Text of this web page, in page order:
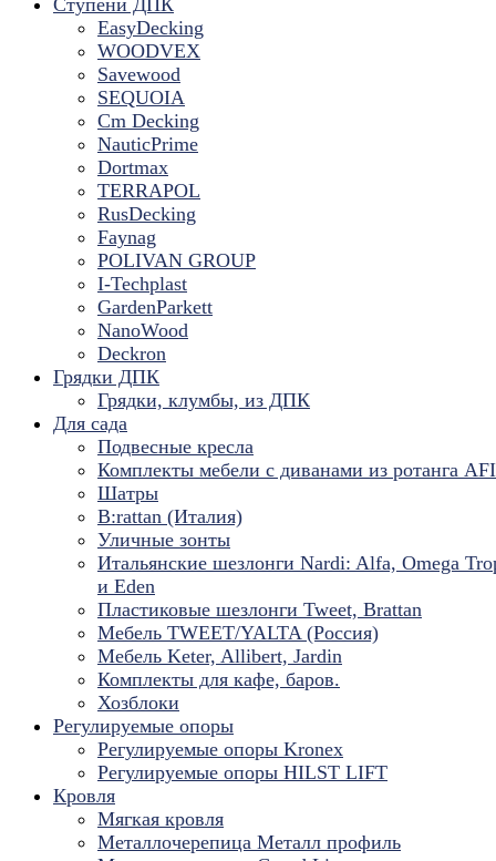
Ступени ДПК
EasyDecking
WOODVEX
Savewood
SEQUOIA
Cm Decking
NauticPrime
Dortmax
TERRAPOL
RusDecking
Faynag
POLIVAN GROUP
I-Techplast
GardenParkett
NanoWood
Deckron
Грядки ДПК
Грядки, клумбы, из ДПК
Для сада
Подвесные кресла
Комплекты мебели с диванами из ротанга
Шатры
B:rattan (Италия)
Уличные зонты
Итальянские шезлонги Nardi: Alfa, Omega
и Eden
Пластиковые шезлонги Tweet, Brattan
Мебель TWEET/YALTA (Россия)
Мебель Keter, Allibert, Jardin
Комплекты для кафе, баров.
Хозблоки
Регулируемые опоры
Регулируемые опоры Kronex
Регулируемые опоры HILST LIFT
Кровля
Мягкая кровля
Металлочерепица Металл профиль